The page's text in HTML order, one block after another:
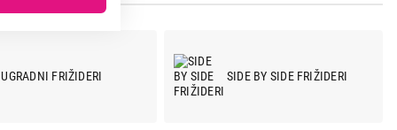
UGRADNI FRIŽIDERI SIDE BY SIDE FRIŽIDERI